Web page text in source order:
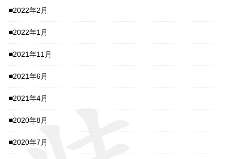
2022年2月
2022年1月
2021年11月
2021年6月
2021年4月
2020年8月
2020年7月